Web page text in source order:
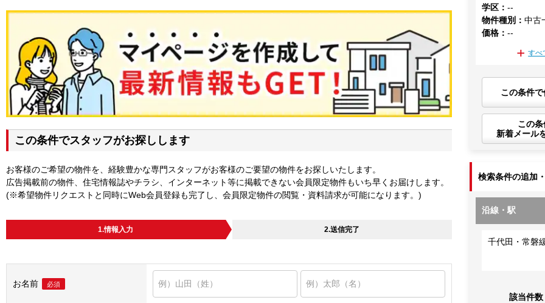
この条件でスタッフがお探しします
お客様のご希望の物件を、経験豊かな専門スタッフがお客様のご要望の物件をお探しいたします。
広告掲載前の物件、住宅情報誌やチラシ、インターネット等に掲載できない会員限定物件もいち早くお届けします。
(※希望物件リクエストと同時にWeb会員登録も完了し、会員限定物件の閲覧・資料請求が可能になります。)
1.情報入力 2.送信完了
お名前 必須
学区 ：--
物件種別 ：中古
価格 ：--
すべ
この条件
この
新着メール
検索条件の追加
沿線・駅
千代田・常磐
該当件数